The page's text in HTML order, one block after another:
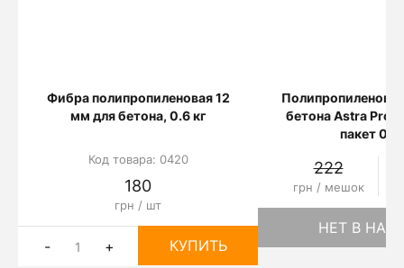
Фибра полипропиленовая 12
мм для бетона, 0.6 кг
Код товара: 0420
180
грн / шт
- + КУПИТЬ
бетона Astra
пакет 0.6
222
грн / мешок
НЕТ В